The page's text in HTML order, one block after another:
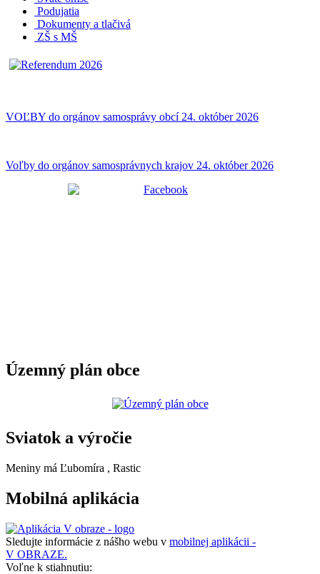
Podujatia
Dokumenty a tlačivá
ZŠ s MŠ
VOĽBY do orgánov samosprávy obcí 24. október 2026
Voľby do orgánov samosprávnych krajov 24. október 2026
Územný plán obce
Sviatok a výročie
Meniny má Ľubomíra , Rastic
Mobilná aplikácia
Sledujte informácie z nášho webu v mobilnej aplikácii -
V OBRAZE.
Voľne k stiahnutiu: